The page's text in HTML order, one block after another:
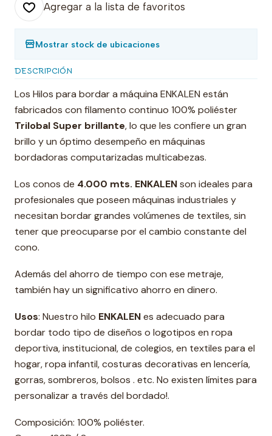
Agregar a la lista de favoritos
Mostrar stock de ubicaciones
DESCRIPCIÓN
Los Hilos para bordar a máquina ENKALEN están
fabricados con filamento continuo 100% poliéster
Trilobal Super brillante, lo que les confiere un gran
brillo y un óptimo desempeño en máquinas
bordadoras computarizadas multicabezas.
Los conos de 4.000 mts. ENKALENson ideales para
profesionales que poseen máquinas industriales y
necesitan bordar grandes volúmenes de textiles, sin
tener que preocuparse por el cambio constante del
cono.
Además del ahorro de tiempo con ese metraje,
también hay un significativo ahorro en dinero.
Usos: Nuestro hilo ENKALENes adecuado para
bordar todo tipo de diseños o logotipos en ropa
deportiva, institucional, de colegios, en textiles para el
hogar, ropa infantil, costuras decorativas en lencería,
gorras, sombreros, bolsos . etc. No existen límites para
personalizar a través del bordado!.
Composición: 100% poliéster.